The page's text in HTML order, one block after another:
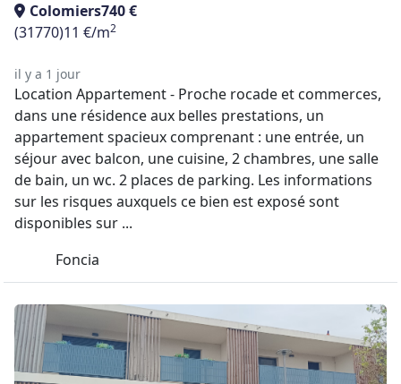
Colomiers740 €
(31770)11 €/m2
il y a 1 jour
Location Appartement - Proche rocade et commerces,
dans une résidence aux belles prestations, un
appartement spacieux comprenant : une entrée, un
séjour avec balcon, une cuisine, 2 chambres, une salle
de bain, un wc. 2 places de parking. Les informations
sur les risques auxquels ce bien est exposé sont
disponibles sur ...
Foncia